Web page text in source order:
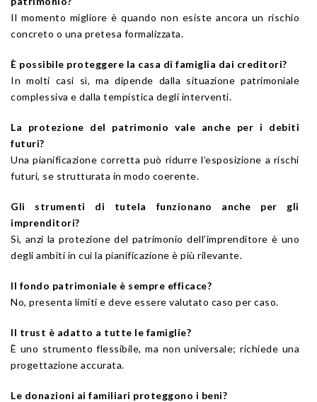
Il momento migliore è quando non esiste ancora un rischio
concreto o una pretesa formalizzata.
È possibile proteggere la casa di famiglia dai creditori?
In molti casi sì, ma dipende dalla situazione patrimoniale
complessiva e dalla tempistica degli interventi.
La protezione del patrimonio vale anche per i debiti
futuri?
Una pianificazione corretta può ridurre l’esposizione a rischi
futuri, se strutturata in modo coerente.
Gli strumenti di tutela funzionano anche per gli
imprenditori?
Sì, anzi la protezione del patrimonio dell’imprenditore è uno
degli ambiti in cui la pianificazione è più rilevante.
Il fondo patrimoniale è sempre efficace?
No, presenta limiti e deve essere valutato caso per caso.
Il trust è adatto a tutte le famiglie?
È uno strumento flessibile, ma non universale; richiede una
progettazione accurata.
Le donazioni ai familiari proteggono i beni?